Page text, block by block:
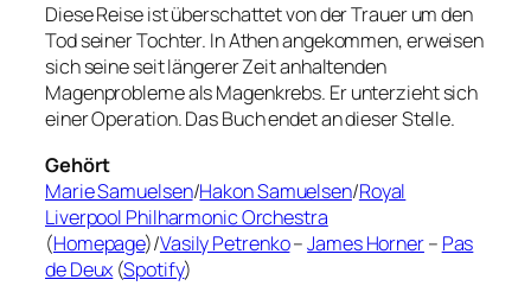
Diese Reise ist überschattet von der Trauer um den
Tod seiner Tochter. In Athen angekommen, erweisen
sich seine seit längerer Zeit anhaltenden
Magenprobleme als Magenkrebs. Er unterzieht sich
einer Operation. Das Buch endet an dieser Stelle.
Gehört
Marie Samuelsen/Hakon Samuelsen/Royal
Liverpool Philharmonic Orchestra
(Homepage)/Vasily Petrenko–James Horner– Pas
de Deux (Spotify)